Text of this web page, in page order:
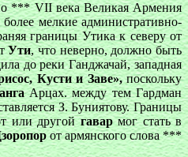
*** VII века Великая Армения
мелкие административно-
границы Утика к северу от
Ути, что неверно, должно быть
до реки Ганджачай, западная
Кусти и Заве»,поскольку
Арцах. между тем Гардман
З. Буниятову. Границы
или другойгавармог стать в
от армянского слова ***